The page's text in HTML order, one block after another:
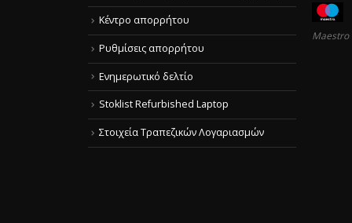
Κέντρο απορρήτου
Ρυθμίσεις απορρήτου
Ενημερωτικό δελτίο
Stoklist Refurbished Laptop
Στοιχεία Τραπεζικών Λογαριασμών
Maestro